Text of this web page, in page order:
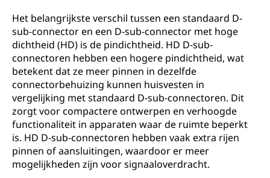
Het belangrijkste verschil tussen een standaard D-
sub-connector en een D-sub-connector met hoge
dichtheid (HD) is de pindichtheid. HD D-sub-
connectoren hebben een hogere pindichtheid, wat
betekent dat ze meer pinnen in dezelfde
connectorbehuizing kunnen huisvesten in
vergelijking met standaard D-sub-connectoren. Dit
zorgt voor compactere ontwerpen en verhoogde
functionaliteit in apparaten waar de ruimte beperkt
is. HD D-sub-connectoren hebben vaak extra rijen
pinnen of aansluitingen, waardoor er meer
mogelijkheden zijn voor signaaloverdracht.